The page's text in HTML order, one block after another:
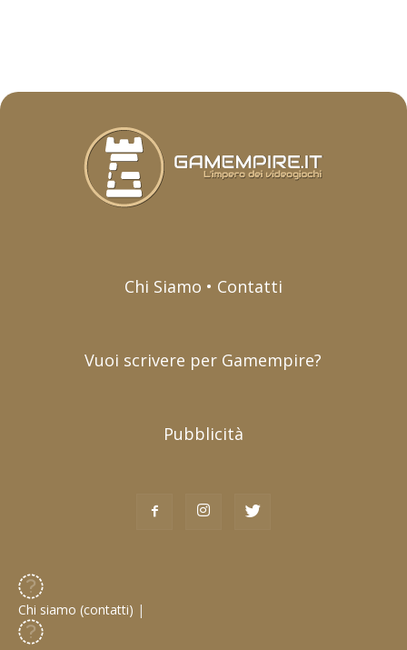
Chi Siamo • Contatti
Vuoi scrivere per Gamempire?
Pubblicità
Chi siamo (contatti) |